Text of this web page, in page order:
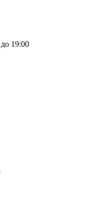
19:00